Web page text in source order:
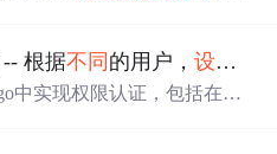
根据不同 的用户，设置
中实现权限认证，包括在Dja